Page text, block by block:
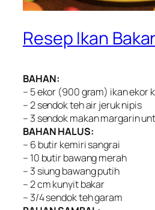
Resep Ikan
BAHAN:
– 5 ekor (900 gram) ikan ekor
– 2 sendok teh air jeruk nipis
– 3 sendok makan margarin
BAHAN HALUS:
– 6 butir kemiri sangrai
– 10 butir bawang merah
– 3 siung bawang putih
– 2 cm kunyit bakar
– 3/4 sendok teh garam